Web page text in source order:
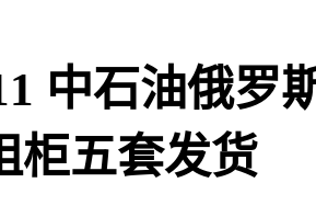
中石油俄罗
柜五套发货